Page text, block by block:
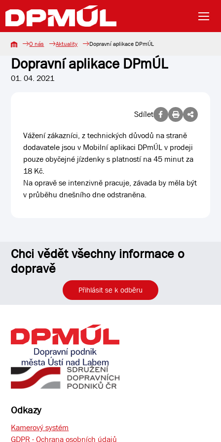
O nás Aktuality Dopravní aplikace DPmÚL
Dopravní aplikace DPmÚL
01. 04. 2021
Sdílet
Vážení zákazníci, z technických důvodů na straně
dodavatele jsou v Mobilní aplikaci DPmÚL v prodeji
pouze obyčejné jízdenky s platností na 45 minut za
18 Kč.
Na opravě se intenzivně pracuje, závada by měla být
v průběhu dnešního dne odstraněna.
Chci vědět všechny informace o
dopravě
Přihlásit se k odběru
Odkazy
Kamerový systém
GDPR - Ochrana osobních údajů